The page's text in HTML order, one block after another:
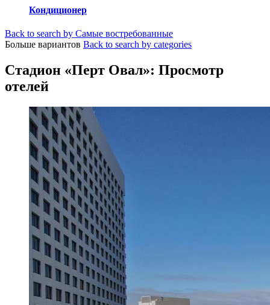
Кондиционер
Back to search by Самые востребованные
Больше вариантов Back to search by categories
Стадион «Перт Овал»: Просмотр
отелей